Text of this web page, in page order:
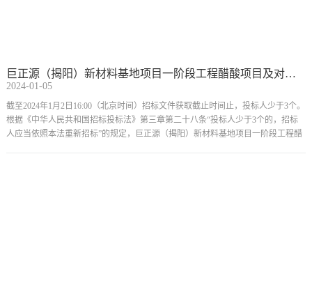
巨正源（揭阳）新材料基地项目一阶段工程醋酸项目及对应公配工程第三方质量监督服务（第二次）招标失败公告
2024-01-05
截至2024年1月2日16:00（北京时间）招标文件获取截止时间止，投标人少于3个。
根据《中华人民共和国招标投标法》第三章第二十八条“投标人少于3个的，招标
人应当依照本法重新招标”的规定，巨正源（揭阳）新材料基地项目一阶段工程醋